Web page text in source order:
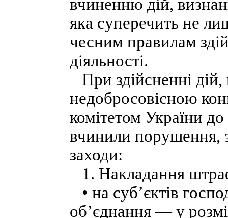
вчиненню дій,
яка суперечить не
чесним правилам
діяльності.
При здійсненні
недобросовісною
комітетом України
вчинили порушення,
заходи:
1. Накладання
• на суб’єктів
об’єднання — у